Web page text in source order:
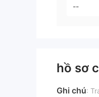
--
hồ sơ
Ghi chú: